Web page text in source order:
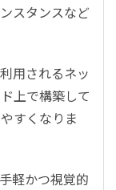
スタンスなど
用されるネッ
上で構築して
すくなりま
軽かつ視覚的